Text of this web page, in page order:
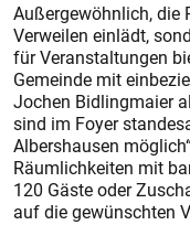
Außergewöhnlich, die
Verweilen einlädt,
für Veranstaltungen
Gemeinde mit
Jochen Bidlingmaier
sind im Foyer
Albershausen
Räumlichkeiten mit
120 Gäste oder
auf die gewünschten